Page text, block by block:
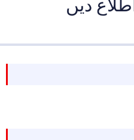
دیں